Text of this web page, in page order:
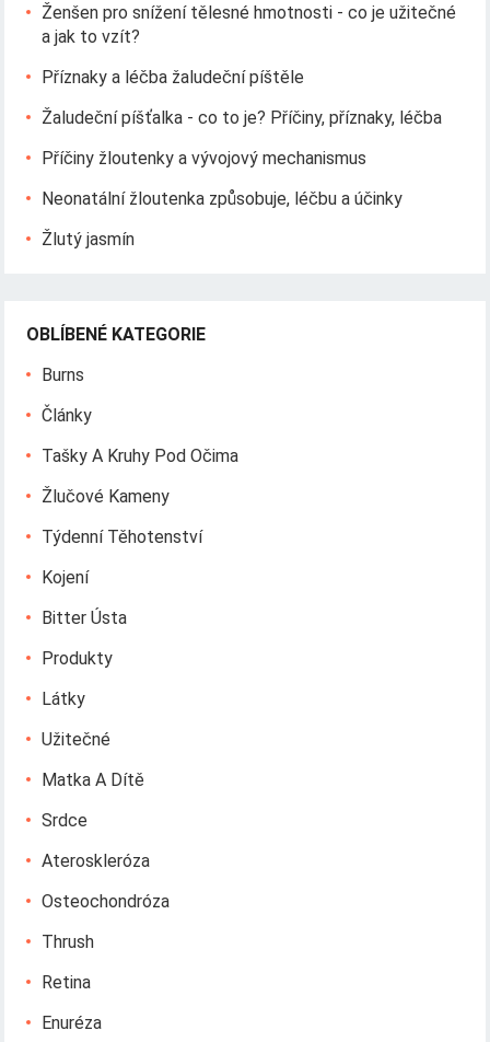
Ženšen pro snížení tělesné hmotnosti - co je užitečné
a jak to vzít?
Příznaky a léčba žaludeční píštěle
Žaludeční píšťalka - co to je? Příčiny, příznaky, léčba
Příčiny žloutenky a vývojový mechanismus
Neonatální žloutenka způsobuje, léčbu a účinky
Žlutý jasmín
OBLÍBENÉ KATEGORIE
Burns
Články
Tašky A Kruhy Pod Očima
Žlučové Kameny
Týdenní Těhotenství
Kojení
Bitter Ústa
Produkty
Látky
Užitečné
Matka A Dítě
Srdce
Ateroskleróza
Osteochondróza
Thrush
Retina
Enuréza